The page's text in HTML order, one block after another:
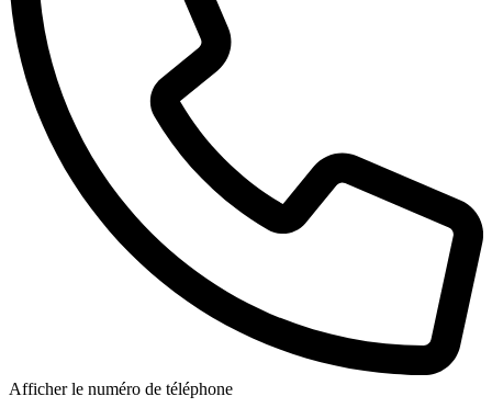
Afficher le numéro de téléphone